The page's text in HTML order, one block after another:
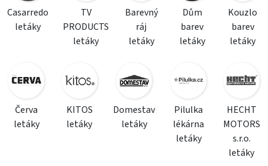
Casarredo
letáky
TV
PRODUCTS
letáky
Barevný
ráj
letáky
Dům
barev
letáky
Kouzlo
barev
letáky
Červa
letáky
KITOS
letáky
Domestav
letáky
Pilulka
lékárna
letáky
HECHT
MOTORS
s.r.o.
letáky